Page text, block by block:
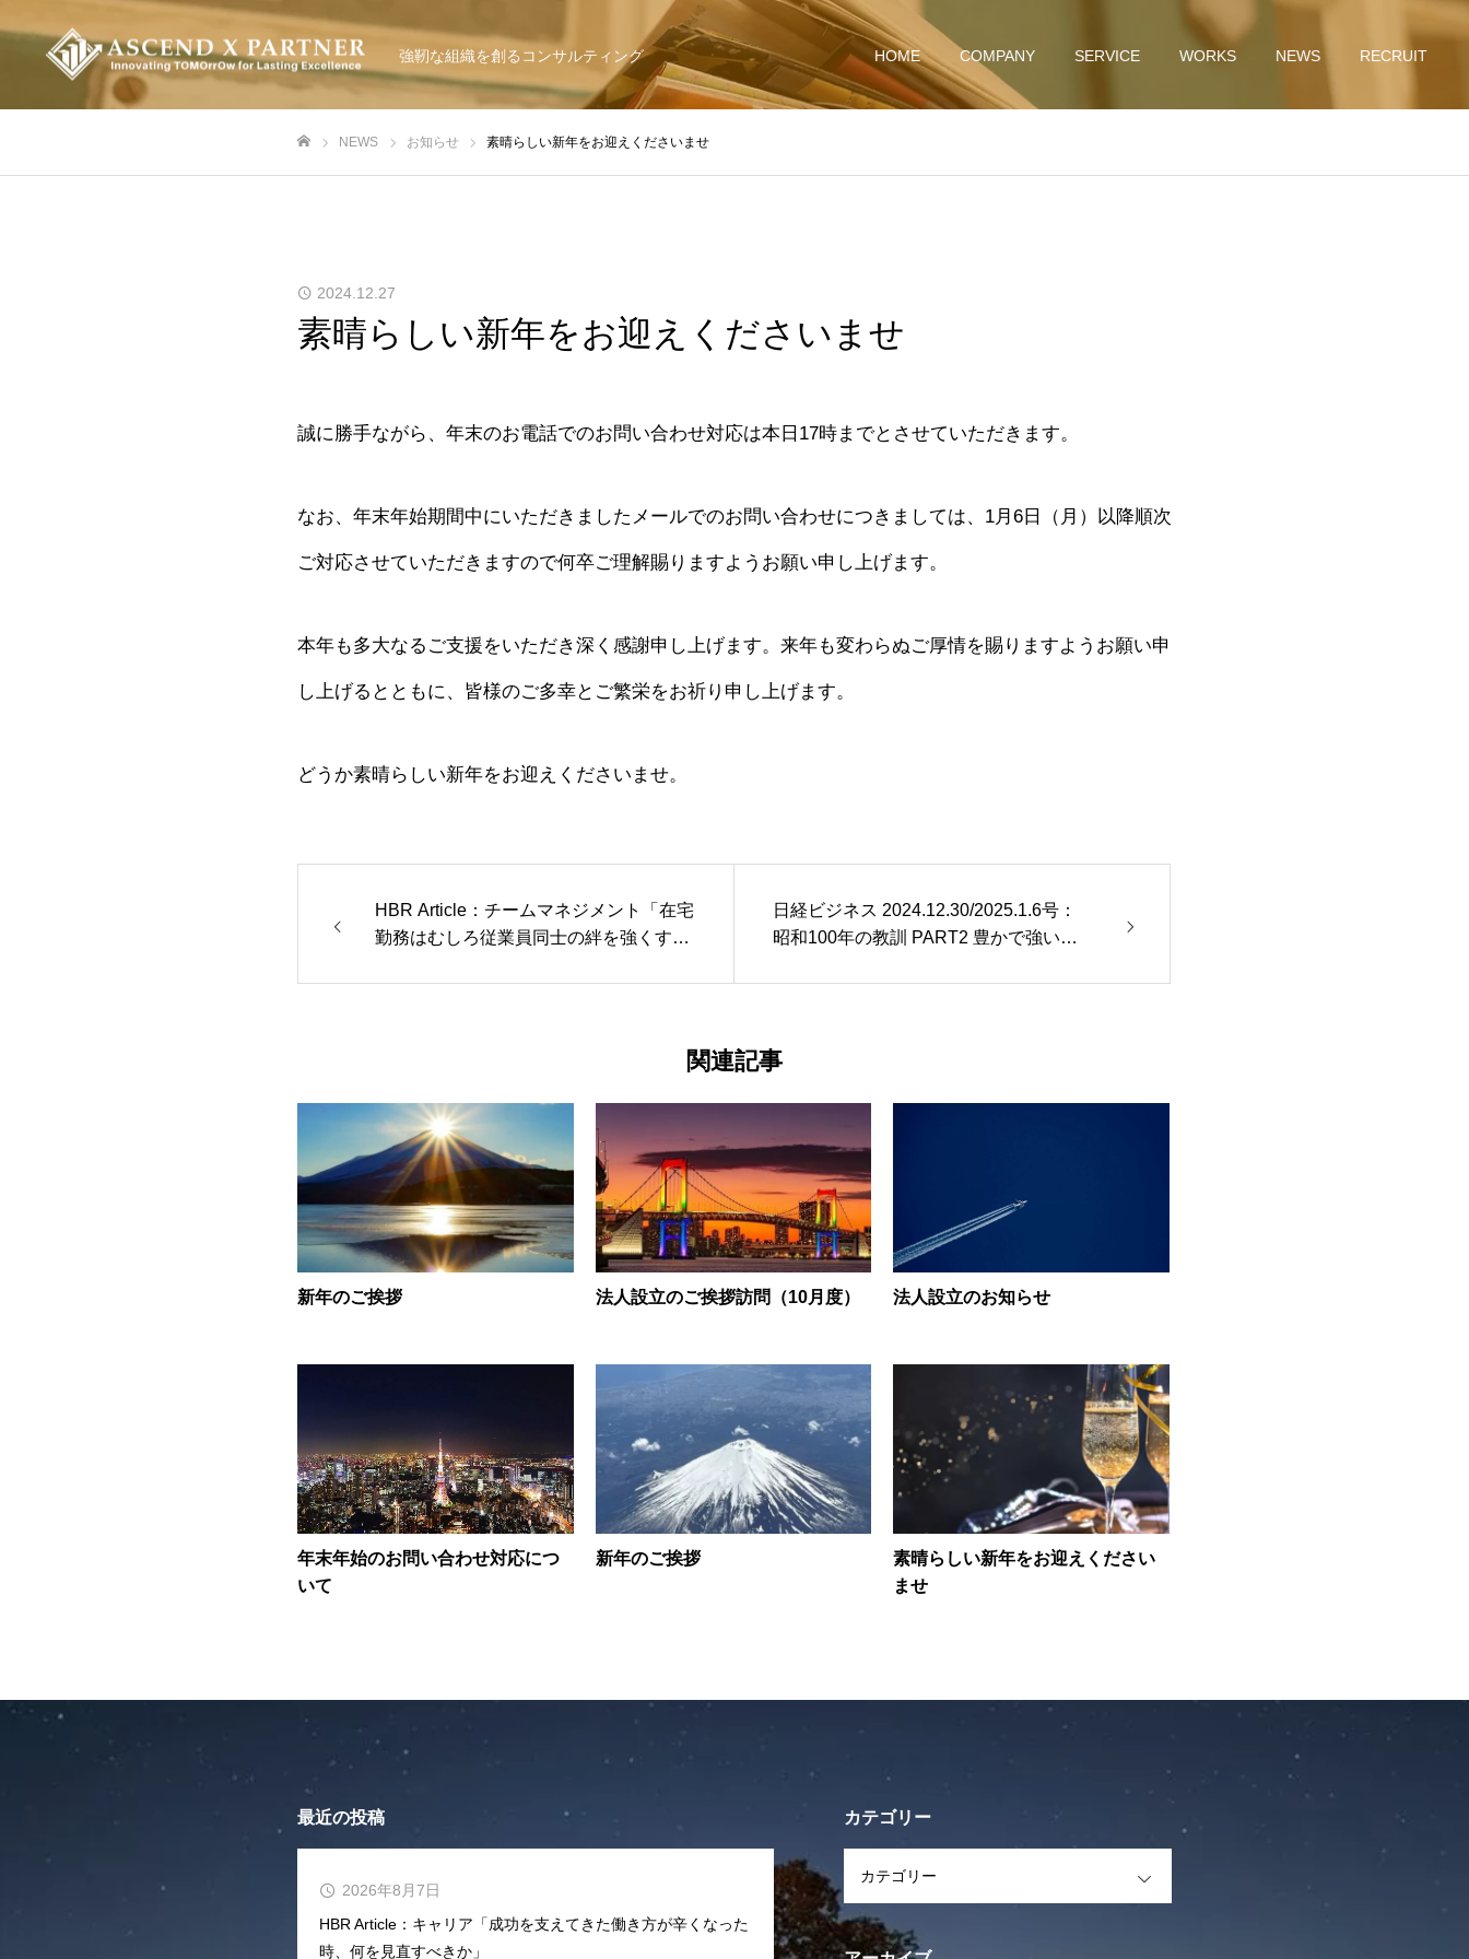
強靭な組織を創るコンサルティング HOME COMPANY SERVICE WORKS NEWS RECRUIT
NEWS お知らせ 素晴らしい新年をお迎えくださいませ
2024.12.27
素晴らしい新年をお迎えくださいませ
誠に勝手ながら、年末のお電話でのお問い合わせ対応は本日17時までとさせていただきます。
なお、年末年始期間中にいただきましたメールでのお問い合わせにつきましては、1月6日（月）以降順次
ご対応させていただきますので何卒ご理解賜りますようお願い申し上げます。
本年も多大なるご支援をいただき深く感謝申し上げます。来年も変わらぬご厚情を賜りますようお願い申
し上げるとともに、皆様のご多幸とご繁栄をお祈り申し上げます。
どうか素晴らしい新年をお迎えくださいませ。
HBR Article：チームマネジメント「在宅
勤務はむしろ従業員同士の絆を強くす
日経ビジネス 2024.12.30/2025.1.6号：
昭和100年の教訓 PART2 豊かで強い日
関連記事
新年のご挨拶 法人設立のご挨拶訪問（10月度） 法人設立のお知らせ
年末年始のお問い合わせ対応につ
いて
新年のご挨拶
素晴らしい新年をお迎えください
ませ
最近の投稿
HBR Article：キャリア「成功を支えてきた働き方が辛くなった
時、何を見直すべきか」
2026年8月7日
カテゴリー